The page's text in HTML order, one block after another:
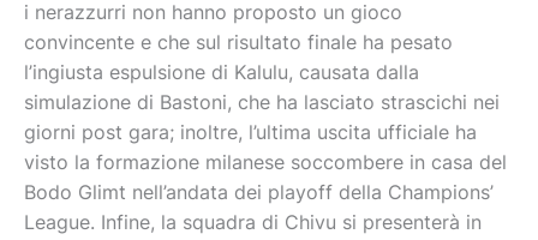
i nerazzurri non hanno proposto un gioco
convincente e che sul risultato finale ha pesato
l’ingiusta espulsione di Kalulu, causata dalla
simulazione di Bastoni, che ha lasciato strascichi nei
giorni post gara; inoltre, l’ultima uscita ufficiale ha
visto la formazione milanese soccombere in casa del
Bodo Glimt nell’andata dei playoff della Champions’
League. Infine, la squadra di Chivu si presenterà in